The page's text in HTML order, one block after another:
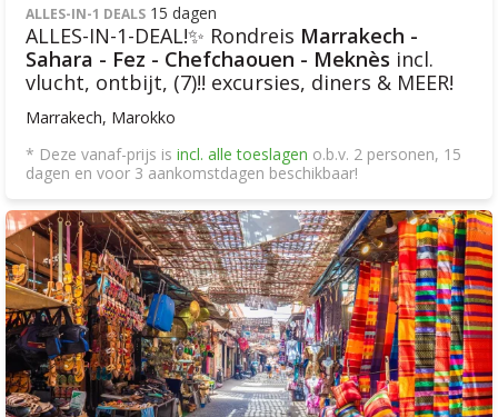
ALLES-IN-1 DEALS 15 dagen
ALLES-IN-1-DEAL!✨ Rondreis Marrakech -
Sahara - Fez - Chefchaouen - Meknès incl.
vlucht, ontbijt, (7)!! excursies, diners & MEER!
Marrakech, Marokko
* Deze vanaf-prijs is incl. alle toeslagen o.b.v. 2 personen, 15
dagen en voor 3 aankomstdagen beschikbaar!